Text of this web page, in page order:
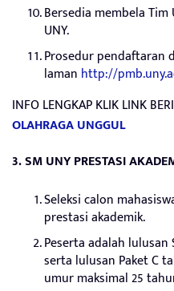
Bersedia membela
UNY.
Prosedur pendaftaran
laman http://
INFO LENGKAP KLIK LINK
OLAHRAGA UNGGUL
3. SM UNY PRESTASI
Seleksi calon
prestasi akademik.
Peserta adalah
serta lulusan Paket C
umur maksimal 25